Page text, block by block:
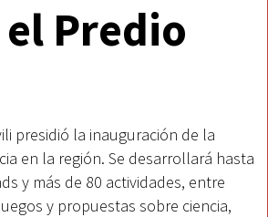
Predio
presidió la inauguración de la
en la región. Se desarrollará hasta
y más de 80 actividades, entre
y propuestas sobre ciencia,